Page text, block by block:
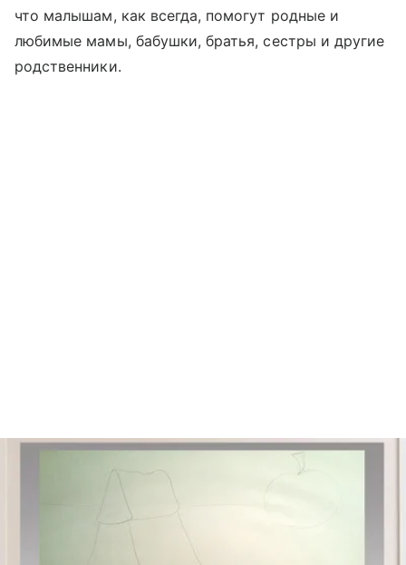
что малышам, как всегда, помогут родные и
любимые мамы, бабушки, братья, сестры и другие
родственники.